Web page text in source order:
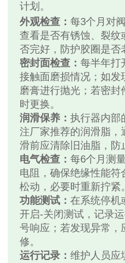
计划。
外观检查：每3个月对
查看是否有锈蚀、裂纹
否完好，防护胶圈是否
密封面检查：每半年打
接触面磨损情况；如
磨膏进行抛光；若密封
时更换。
润滑保养：执行器内部
注厂家推荐的润滑脂，
滑前应清除旧油脂，防
电气检查：每6个月测
电阻，确保绝缘性能
松动，必要时重新拧紧。
功能测试：在系统停机
开启‑关闭测试，记录
号响应；若发现异常，
修。
运行记录：维护人员应